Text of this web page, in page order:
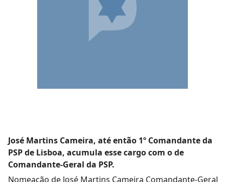
José Martins Cameira, até então 1º Comandante da
PSP de Lisboa, acumula esse cargo com o de
Comandante-Geral da PSP.
Nomeação de José Martins Cameira Comandante-Geral